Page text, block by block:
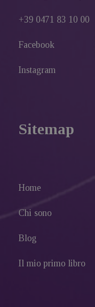
+39 0471 83 10 00
Facebook
Instagram
Sitemap
Home
Chi sono
Blog
Il mio primo libro